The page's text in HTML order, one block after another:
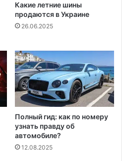
Какие летние шины
продаются в Украине
26.06.2025
Полный гид: как по номеру
узнать правду об
автомобиле?
12.08.2025